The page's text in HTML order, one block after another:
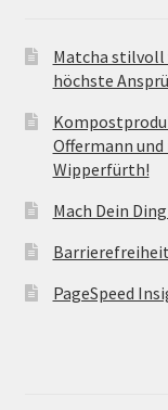
Matcha stilvoll
höchste
Offermann
Wipperfürth!
Mach Dein
PageSpeed